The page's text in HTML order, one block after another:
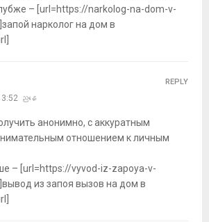
– [url=https://narkolog-na-dom-v-
нарколог на дом в
ညနေ
анонимно, с аккуратным
отношением к личным
– [url=https://vyvod-iz-zapoya-v-
из запоя вызов на дом в
REPLY